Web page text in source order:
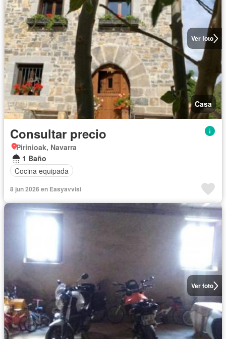
Ver foto
Casa
Consultar precio
Pirinioak, Navarra
1 Baño
Cocina equipada
8 jun 2026 en Easyavvisi
Ver foto